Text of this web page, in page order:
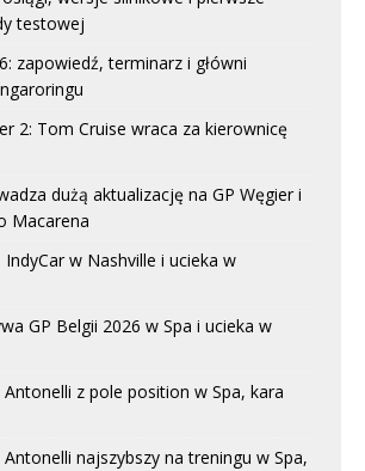
testowej
zapowiedź, terminarz i główni
2: Tom Cruise wraca za kierownicę
dużą aktualizację na GP Węgier i
Macarena
w Nashville i ucieka w
GP Belgii 2026 w Spa i ucieka w
Antonelli z pole position w Spa, kara
Antonelli najszybszy na treningu w Spa,